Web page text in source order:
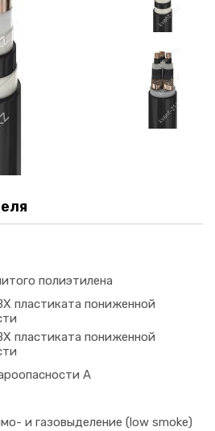
полиэтилена
пластиката пониженной
пластиката пониженной
A
и газовыделение (low smoke)